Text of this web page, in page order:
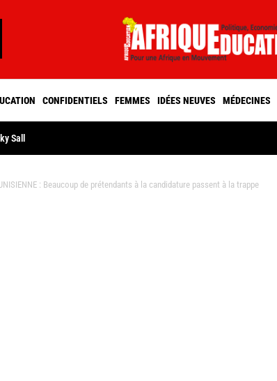
CONFIDENTIELS FEMMES IDÉES NEUVES MÉDECINES
Sall
: Beaucoup de prétendants à la candidature passent à la trappe